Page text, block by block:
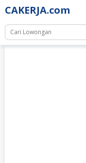
Skip
to
content
CAKERJA.com